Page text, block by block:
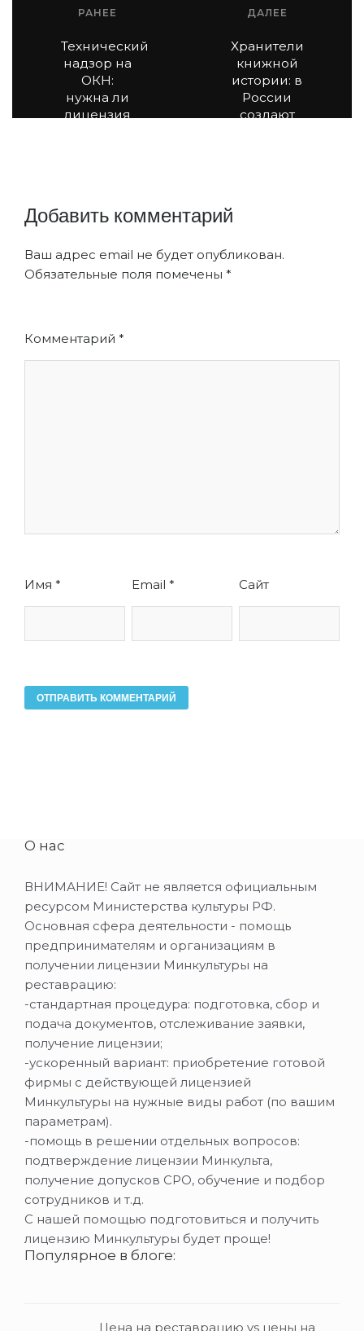
РАНЕЕ
Технический
надзор на
ОКН:
нужна ли
лицензия
ДАЛЕЕ
Хранители
книжной
истории: в
России
создают
Добавить комментарий
Ваш адрес email не будет опубликован.
Обязательные поля помечены *
Комментарий *
Имя * Email * Сайт
О нас
ВНИМАНИЕ! Сайт не является официальным
ресурсом Министерства культуры РФ.
Основная сфера деятельности - помощь
предпринимателям и организациям в
получении лицензии Минкультуры на
реставрацию:
-стандартная процедура: подготовка, сбор и
подача документов, отслеживание заявки,
получение лицензии;
-ускоренный вариант: приобретение готовой
фирмы с действующей лицензией
Минкультуры на нужные виды работ (по вашим
параметрам).
-помощь в решении отдельных вопросов:
подтверждение лицензии Минкульта,
получение допусков СРО, обучение и подбор
сотрудников и т.д.
С нашей помощью подготовиться и получить
лицензию Минкультуры будет проще!
Популярное в блоге:
Цена на реставрацию vs цены на